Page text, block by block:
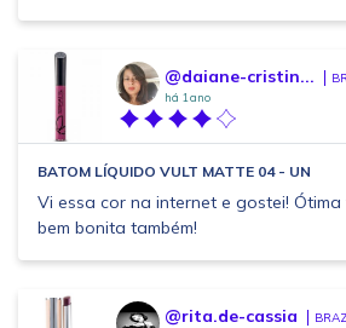
@daiane-cristin...
há 1 ano
BATOM LÍQUIDO VULT MATTE 04 - UN
Vi essa cor na internet e gostei!
bem bonita também!
@rita.de-cassia